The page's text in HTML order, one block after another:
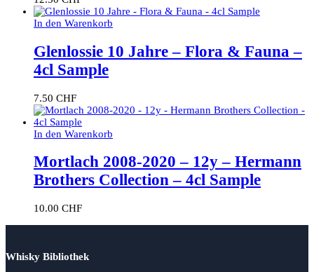
In den Warenkorb
Glenlossie 10 Jahre – Flora & Fauna –
4cl Sample
7.50 CHF
In den Warenkorb
Mortlach 2008-2020 – 12y – Hermann
Brothers Collection – 4cl Sample
10.00 CHF
Whisky Bibliothek